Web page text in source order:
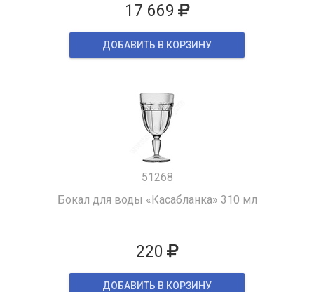
17 669
ДОБАВИТЬ В КОРЗИНУ
51268
Бокал для воды «Касабланка» 310 мл
220
ДОБАВИТЬ В КОРЗИНУ